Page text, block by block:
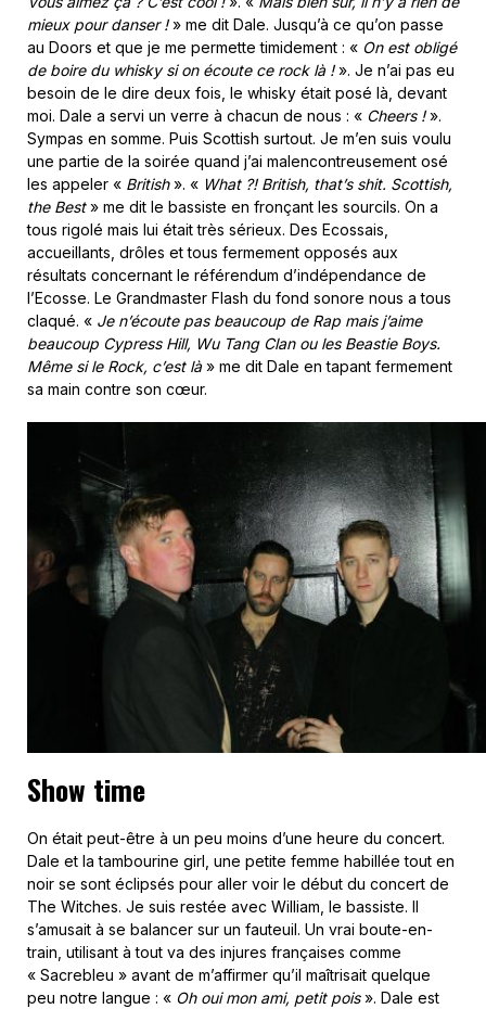
mieux pour danser !» me dit Dale. Jusqu’à ce qu’on passe
au Doors et que je me permette timidement : « On est obligé
de boire du whisky si on écoute ce rock là !». Je n’ai pas eu
besoin de le dire deux fois, le whisky était posé là, devant
moi. Dale a servi un verre à chacun de nous : « Cheers !».
Sympas en somme. Puis Scottish surtout. Je m’en suis voulu
une partie de la soirée quand j’ai malencontreusement osé
les appeler « British». « What ?! British, that’s shit. Scottish,
the Best» me dit le bassiste en fronçant les sourcils. On a
tous rigolé mais lui était très sérieux. Des Ecossais,
accueillants, drôles et tous fermement opposés aux
résultats concernant le référendum d’indépendance de
l’Ecosse. Le Grandmaster Flash du fond sonore nous a tous
claqué. « Je n’écoute pas beaucoup de Rap mais j’aime
beaucoup Cypress Hill, Wu Tang Clan ou les Beastie Boys.
Même si le Rock, c’est là» me dit Dale en tapant fermement
sa main contre son cœur.
Show time
On était peut-être à un peu moins d’une heure du concert.
Dale et la tambourine girl, une petite femme habillée tout en
noir se sont éclipsés pour aller voir le début du concert de
The Witches. Je suis restée avec William, le bassiste. Il
s’amusait à se balancer sur un fauteuil. Un vrai boute-en-
train, utilisant à tout va des injures françaises comme
« Sacrebleu » avant de m’affirmer qu’il maîtrisait quelque
peu notre langue : « Oh oui mon ami, petit pois». Dale est